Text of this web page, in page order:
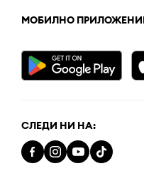
МОБИЛНО
СЛЕДИ НИ НА: